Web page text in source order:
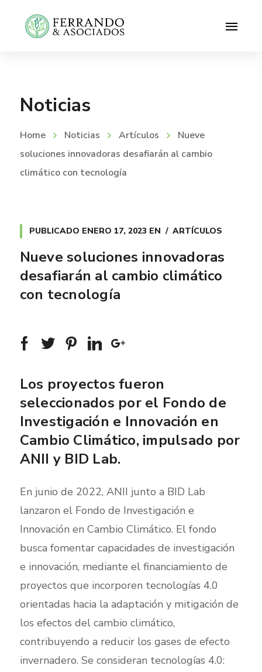
Noticias
Home Noticias Artículos
Nueve
soluciones innovadoras desafiarán al cambio
climático con tecnología
PUBLICADO ENERO 17, 2023 EN ARTÍCULOS
Nueve soluciones innovadoras
desafiarán al cambio climático
con tecnología
Los proyectos fueron
seleccionados por el Fondo de
Investigación e Innovación en
Cambio Climático, impulsado por
ANII y BID Lab.
En junio de 2022, ANII junto a BID Lab
lanzaron el Fondo de Investigación e
Innovación en Cambio Climático. El fondo
busca fomentar capacidades de investigación
e innovación, mediante el financiamiento de
proyectos que incorporen tecnologías 4.0
orientadas hacia la adaptación y mitigación de
los efectos del cambio climático,
contribuyendo a reducir los gases de efecto
invernadero. Se consideran tecnologías 4.0: